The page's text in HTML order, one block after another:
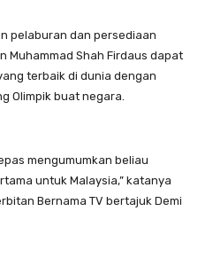
pelaburan dan persediaan
Muhammad Shah Firdaus dapat
terbaik di dunia dengan
Olimpik buat negara.
mengumumkan beliau
untuk Malaysia,” katanya
Bernama TV bertajuk Demi